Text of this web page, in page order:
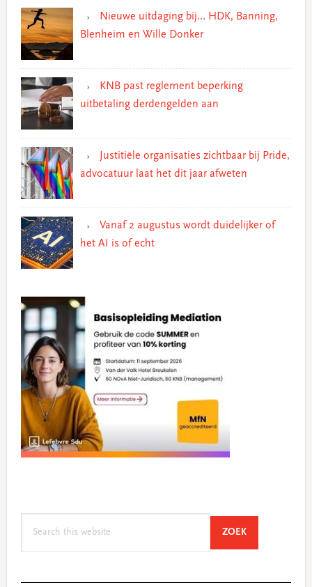
Nieuwe uitdaging bij… HDK, Banning,
Blenheim en Wille Donker
KNB past reglement beperking
uitbetaling derdengelden aan
Justitiële organisaties zichtbaar bij Pride,
advocatuur laat het dit jaar afweten
Vanaf 2 augustus wordt duidelijker of
het AI is of echt
ZOEKSEARCH